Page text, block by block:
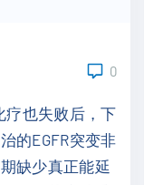
0
疗也失败后，下
的EGFR突变非
缺少真正能延